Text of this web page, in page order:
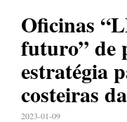
Oficinas
futuro” de
estratégia
costeiras
2023-01-09